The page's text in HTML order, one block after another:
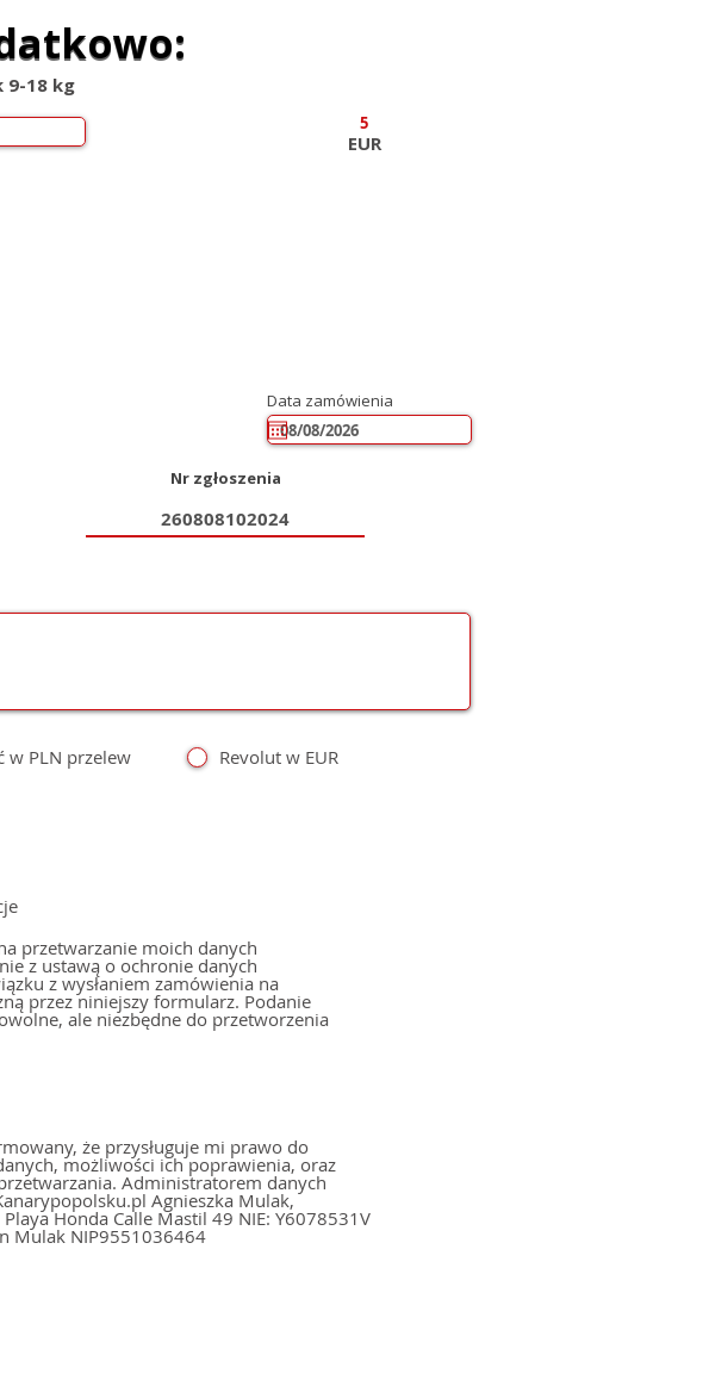
9-18 kg
EUR
5
Data zamówienia
Nr zgłoszenia
w PLN przelew Revolut w EUR
przetwarzanie moich danych
z ustawą o ochronie danych
z wysłaniem zamówienia na
przez niniejszy formularz. Podanie
ale niezbędne do przetworzenia
że przysługuje mi prawo do
możliwości ich poprawienia, oraz
Administratorem danych
Agnieszka Mulak,
Mulak NIP9551036464